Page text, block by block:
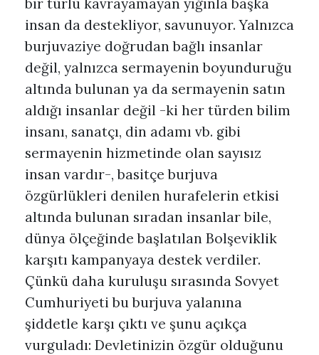
bir türlü kavrayamayan yığınla başka
insan da destekliyor, savunuyor. Yalnızca
burjuvaziye doğrudan bağlı insanlar
değil, yalnızca sermayenin boyunduruğu
altında bulunan ya da sermayenin satın
aldığı insanlar değil -ki her türden bilim
insanı, sanatçı, din adamı vb. gibi
sermayenin hizmetinde olan sayısız
insan vardır-, basitçe burjuva
özgürlükleri denilen hurafelerin etkisi
altında bulunan sıradan insanlar bile,
dünya ölçeğinde başlatılan Bolşeviklik
karşıtı kampanyaya destek verdiler.
Çünkü daha kuruluşu sırasında Sovyet
Cumhuriyeti bu burjuva yalanına
şiddetle karşı çıktı ve şunu açıkça
vurguladı: Devletinizin özgür olduğunu